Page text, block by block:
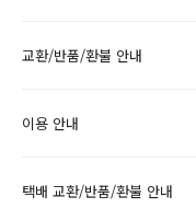
교환/반품/환불 안내
이용 안내
택배 교환/반품/환불 안내